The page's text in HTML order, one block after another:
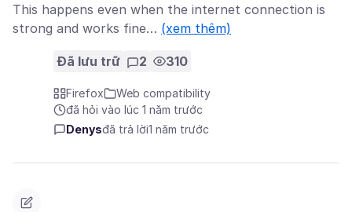
This happens even when the internet connection is
strong and works fine… (xem thêm)
Đã lưu trữ 2 310
Firefox
Web compatibility
đã hỏi vào lúc 1 năm trước
Denysđã trả lời1 năm trước